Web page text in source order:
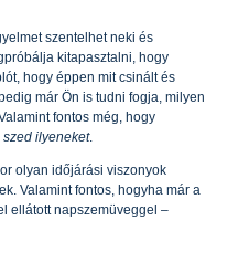
szentelhet neki és
kitapasztalni, hogy
hogy éppen mit csinált és
már Ön is tudni fogja, milyen
fontos még, hogy
szed ilyeneket.
olyan időjárási viszonyok
Valamint fontos, hogyha már a
ellátott napszemüveggel –